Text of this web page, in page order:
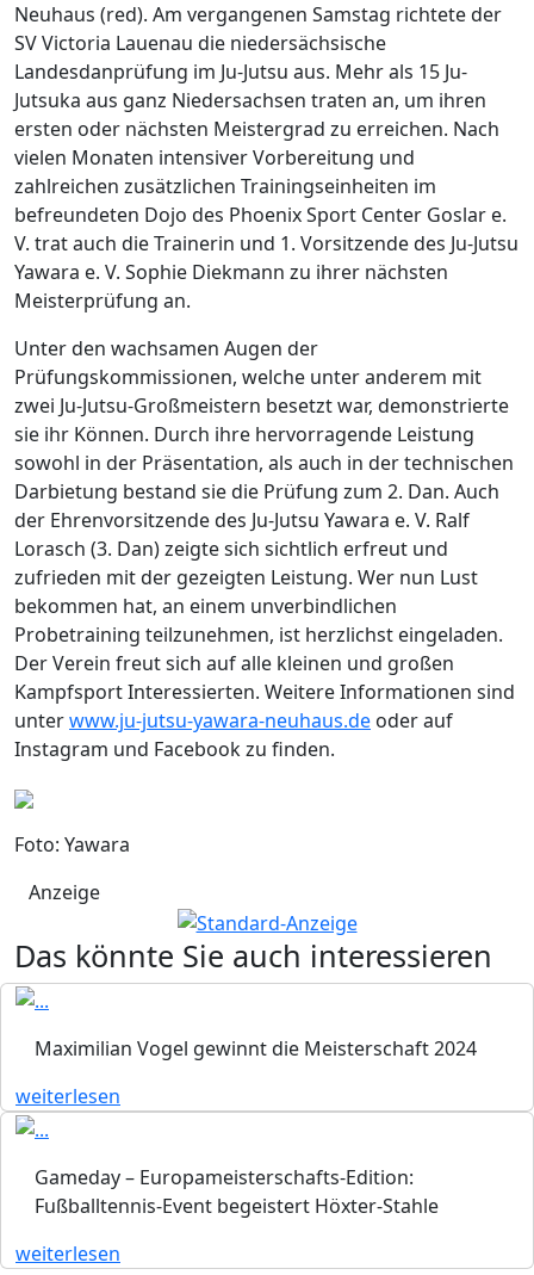
Neuhaus (red). Am vergangenen Samstag richtete der
SV Victoria Lauenau die niedersächsische
Landesdanprüfung im Ju-Jutsu aus. Mehr als 15 Ju-
Jutsuka aus ganz Niedersachsen traten an, um ihren
ersten oder nächsten Meistergrad zu erreichen. Nach
vielen Monaten intensiver Vorbereitung und
zahlreichen zusätzlichen Trainingseinheiten im
befreundeten Dojo des Phoenix Sport Center Goslar e.
V. trat auch die Trainerin und 1. Vorsitzende des Ju-Jutsu
Yawara e. V. Sophie Diekmann zu ihrer nächsten
Meisterprüfung an.
Unter den wachsamen Augen der
Prüfungskommissionen, welche unter anderem mit
zwei Ju-Jutsu-Großmeistern besetzt war, demonstrierte
sie ihr Können. Durch ihre hervorragende Leistung
sowohl in der Präsentation, als auch in der technischen
Darbietung bestand sie die Prüfung zum 2. Dan. Auch
der Ehrenvorsitzende des Ju-Jutsu Yawara e. V. Ralf
Lorasch (3. Dan) zeigte sich sichtlich erfreut und
zufrieden mit der gezeigten Leistung. Wer nun Lust
bekommen hat, an einem unverbindlichen
Probetraining teilzunehmen, ist herzlichst eingeladen.
Der Verein freut sich auf alle kleinen und großen
Kampfsport Interessierten. Weitere Informationen sind
unterwww.ju-jutsu-yawara-neuhaus.de oder auf
Instagram und Facebook zu finden.
Foto: Yawara
Anzeige
Das könnte Sie auch interessieren
Maximilian Vogel gewinnt die Meisterschaft 2024
weiterlesen
Gameday – Europameisterschafts-Edition:
Fußballtennis-Event begeistert Höxter-Stahle
weiterlesen